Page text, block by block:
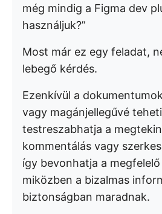
még mindig a Figma dev
használjuk?”
Most már ez egy feladat,
lebegő kérdés.
Ezenkívül a
vagy magánjellegűvé
testreszabhatja a
kommentálás vagy
így bevonhatja a
miközben a bizalmas
biztonságban maradnak.